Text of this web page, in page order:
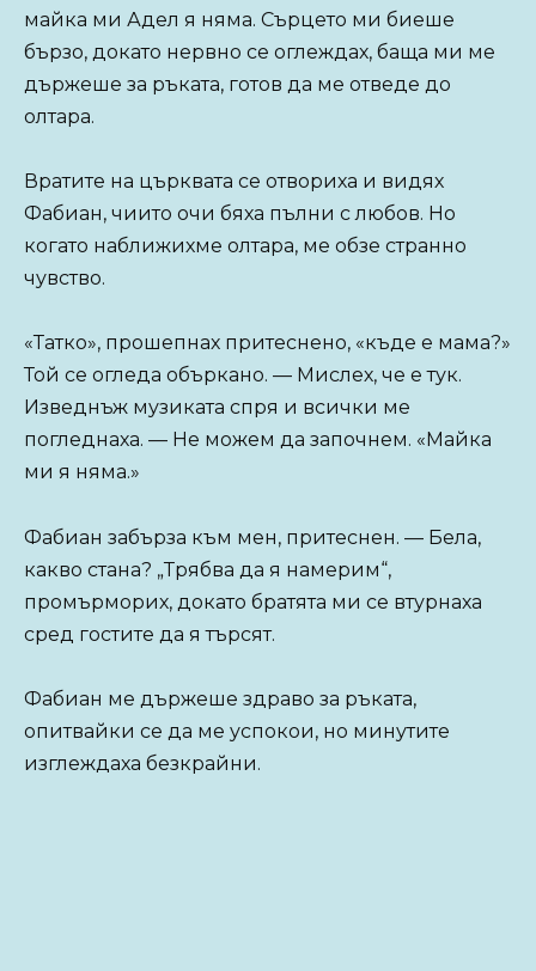
майка ми Адел я няма. Сърцето ми биеше
бързо, докато нервно се оглеждах, баща ми ме
държеше за ръката, готов да ме отведе до
олтара.
Вратите на църквата се отвориха и видях
Фабиан, чиито очи бяха пълни с любов. Но
когато наближихме олтара, ме обзе странно
чувство.
«Татко», прошепнах притеснено, «къде е мама?»
Той се огледа объркано. — Мислех, че е тук.
Изведнъж музиката спря и всички ме
погледнаха. — Не можем да започнем. «Майка
ми я няма.»
Фабиан забърза към мен, притеснен. — Бела,
какво стана? „Трябва да я намерим“,
промърморих, докато братята ми се втурнаха
сред гостите да я търсят.
Фабиан ме държеше здраво за ръката,
опитвайки се да ме успокои, но минутите
изглеждаха безкрайни.